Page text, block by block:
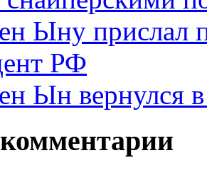
Ыну прислал
РФ
Ын вернулся